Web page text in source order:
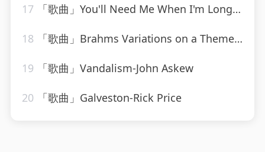
17 「歌曲」You'll Need Me When I'm Long Gone-ethel waters
18 「歌曲」Brahms Variations on a Theme by Haydn, Op. 56a Variation VIII Presto non troppo
19 「歌曲」Vandalism-John Askew
20 「歌曲」Galveston-Rick Price